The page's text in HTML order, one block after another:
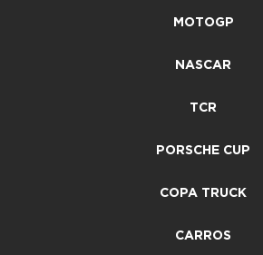
MOTOGP
NASCAR
TCR
PORSCHE CUP
COPA TRUCK
CARROS